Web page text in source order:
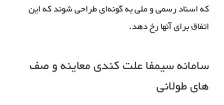
که اسناد رسمی و ملی به گونه‌ای طراحی شوند که این
اتفاق برای آنها رخ دهد.
سامانه سیمفا علت کندی معاینه و صف
های طولانی